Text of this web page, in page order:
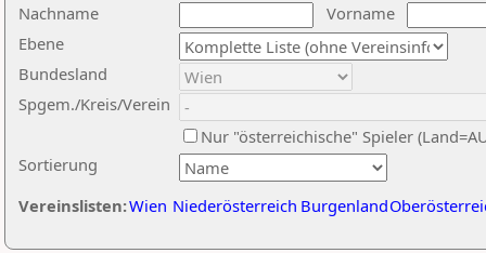
Nachname
Vorname
Ebene
Sortierung
Bundesland
Spgem./Kreis/Verein
Nur "österreichische" Spieler
Vereinslisten:Wien Niederösterreich Burgenland